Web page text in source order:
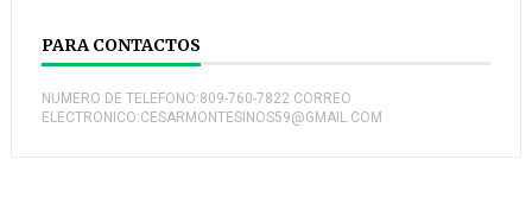
PARA CONTACTOS
NUMERO DE TELEFONO:809-760-7822 CORREO
ELECTRONICO:CESARMONTESINOS59@GMAIL.COM